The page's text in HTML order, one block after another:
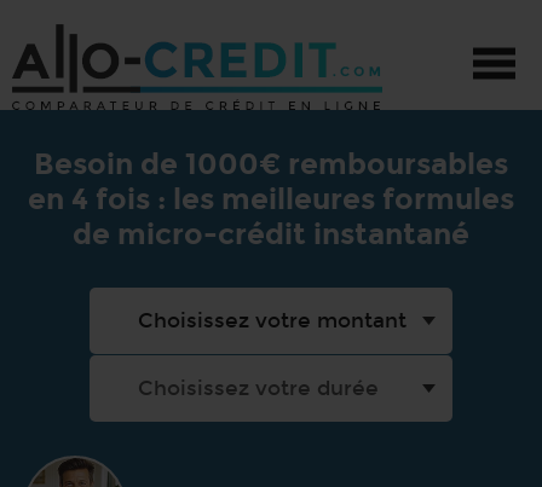
CRÉDIT - TOUS PROJETS
CRÉDIT AUTO
PRÊT PERSONNEL
Besoin de 1000€ remboursables
en 4 fois : les meilleures formules
de micro-crédit instantané